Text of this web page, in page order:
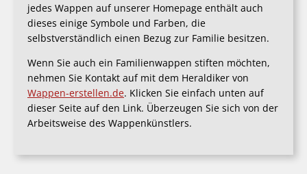
jedes Wappen auf unserer Homepage enthält auch
dieses einige Symbole und Farben, die
selbstverständlich einen Bezug zur Familie besitzen.
Wenn Sie auch ein Familienwappen stiften möchten,
nehmen Sie Kontakt auf mit dem Heraldiker von
Wappen-erstellen.de. Klicken Sie einfach unten auf
dieser Seite auf den Link. Überzeugen Sie sich von der
Arbeitsweise des Wappenkünstlers.